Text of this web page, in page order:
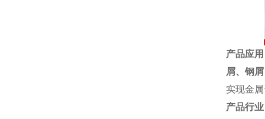
产品应
屑、 钢屑
实现金
产品行